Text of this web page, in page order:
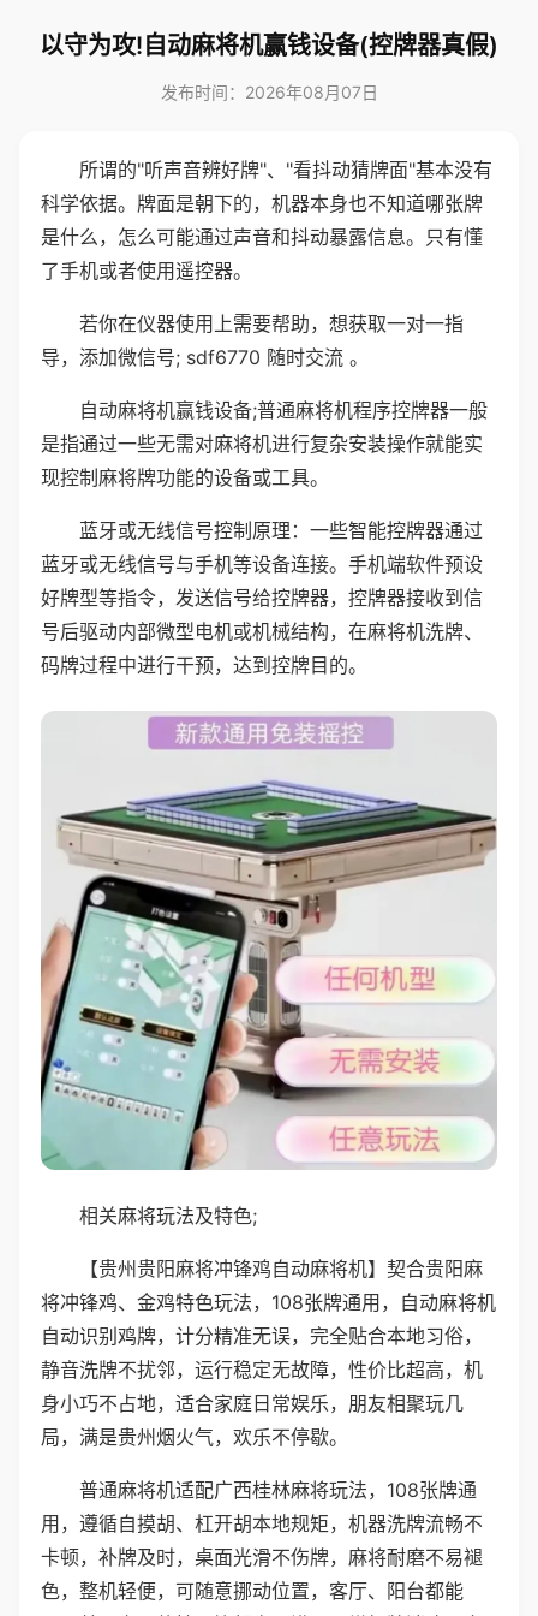
以守为攻!自动麻将机赢钱设备(控牌器真假)
发布时间：2026年08月07日
所谓的"听声音辨好牌"、"看抖动猜牌面"基本没有
科学依据。牌面是朝下的，机器本身也不知道哪张牌
是什么，怎么可能通过声音和抖动暴露信息。只有懂
了手机或者使用遥控器。
若你在仪器使用上需要帮助，想获取一对一指
导，添加微信号; sdf6770 随时交流 。
自动麻将机赢钱设备;普通麻将机程序控牌器一般
是指通过一些无需对麻将机进行复杂安装操作就能实
现控制麻将牌功能的设备或工具。
蓝牙或无线信号控制原理：一些智能控牌器通过
蓝牙或无线信号与手机等设备连接。手机端软件预设
好牌型等指令，发送信号给控牌器，控牌器接收到信
号后驱动内部微型电机或机械结构，在麻将机洗牌、
码牌过程中进行干预，达到控牌目的。
相关麻将玩法及特色;
【贵州贵阳麻将冲锋鸡自动麻将机】契合贵阳麻
将冲锋鸡、金鸡特色玩法，108张牌通用，自动麻将机
自动识别鸡牌，计分精准无误，完全贴合本地习俗，
静音洗牌不扰邻，运行稳定无故障，性价比超高，机
身小巧不占地，适合家庭日常娱乐，朋友相聚玩几
局，满是贵州烟火气，欢乐不停歇。
普通麻将机适配广西桂林麻将玩法，108张牌通
用，遵循自摸胡、杠开胡本地规矩，机器洗牌流畅不
卡顿，补牌及时，桌面光滑不伤牌，麻将耐磨不易褪
色，整机轻便，可随意挪动位置，客厅、阳台都能